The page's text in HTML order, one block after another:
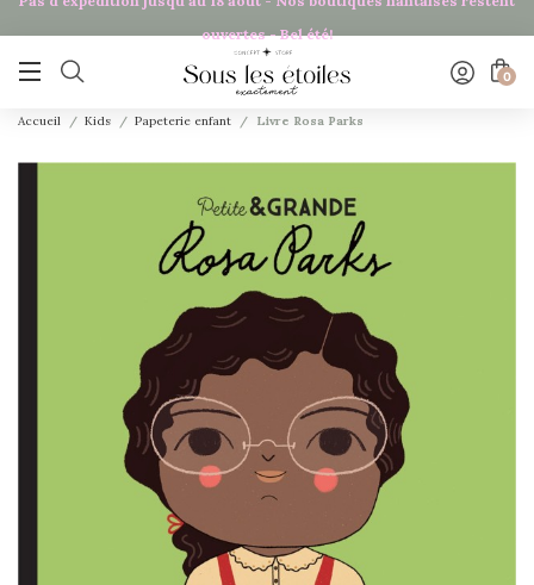
ouvertes - Bel été!
 0
Accueil Kids Papeterie enfant Livre Rosa Parks